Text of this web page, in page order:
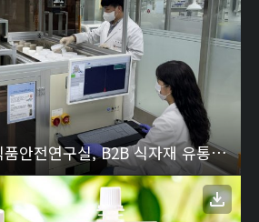
[CJ프레시웨이] 식품안전연구실, B2B 식자재 유통업계 최초 수산물 안전성검사기관 지정